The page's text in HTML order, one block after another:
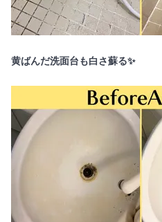
黄ばんだ洗面台も白さ蘇る✨